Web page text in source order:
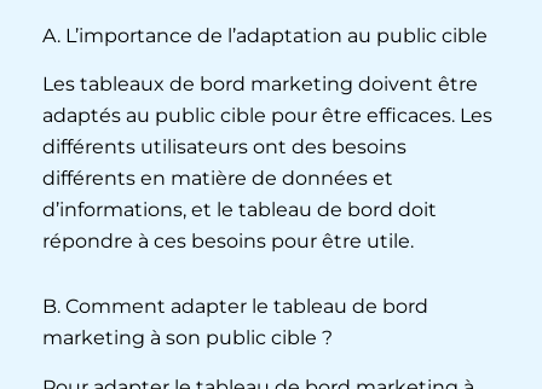
A. L’importance de l’adaptation au public cible
Les tableaux de bord marketing doivent être
adaptés au public cible pour être efficaces. Les
différents utilisateurs ont des besoins
différents en matière de données et
d’informations, et le tableau de bord doit
répondre à ces besoins pour être utile.
B. Comment adapter le tableau de bord
marketing à son public cible ?